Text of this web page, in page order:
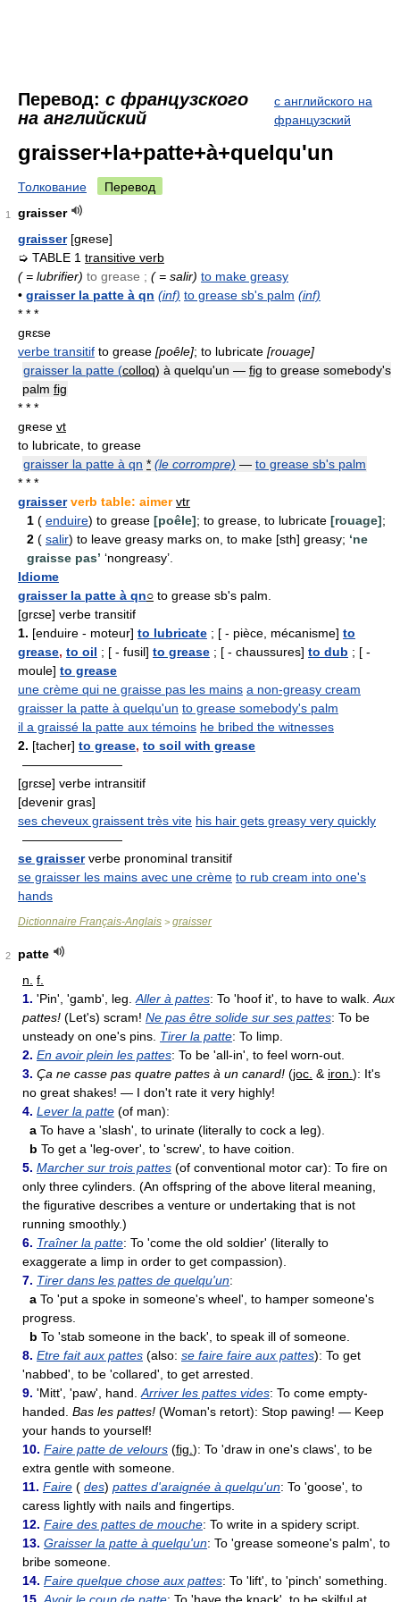
Перевод: с французского
на английский
с английского на
французский
graisser+la+patte+à+quelqu'un
Толкование Перевод
1
graisser
graisser[gʀese]
➭ TABLE 1 transitive verb
( = lubrifier) to grease ; ( = salir) to make greasy
• graisser la patte à qn (inf) to grease sb's palm (inf)
* * *
gʀɛse
verbe transitif to grease [poêle]; to lubricate [rouage]
graisser la patte (colloq) à quelqu'un — fig to grease somebody's
palm fig
* * *
ɡʀese vt
to lubricate, to grease
graisser la patte à qn * (le corrompre) — to grease sb's palm
* * *
graisser verb table: aimer vtr
1 ( enduire) to grease [poêle]; to grease, to lubricate [rouage];
2 ( salir) to leave greasy marks on, to make [sth] greasy; ‘ne
graisse pas’ ‘nongreasy’.
Idiome
graisser la patte à qn○ to grease sb's palm.
[grɛse] verbe transitif
1. [enduire - moteur] to lubricate ; [ - pièce, mécanisme] to
grease, to oil ; [ - fusil] to grease ; [ - chaussures] to dub ; [ -
moule] to grease
une crème qui ne graisse pas les mains a non-greasy cream
graisser la patte à quelqu'un to grease somebody's palm
il a graissé la patte aux témoins he bribed the witnesses
2. [tacher] to grease, to soil with grease
————————
[grɛse] verbe intransitif
[devenir gras]
ses cheveux graissent très vite his hair gets greasy very quickly
————————
se graisserverbe pronominal transitif
se graisser les mains avec une crème to rub cream into one's
hands
Dictionnaire Français-Anglais > graisser
2
patte
n. f.
1. 'Pin', 'gamb', leg. Aller à pattes: To 'hoof it', to have to walk. Aux
pattes! (Let's) scram! Ne pas être solide sur ses pattes: To be
unsteady on one's pins. Tirer la patte: To limp.
2. En avoir plein les pattes: To be 'all-in', to feel worn-out.
3. Ça ne casse pas quatre pattes à un canard! (joc. & iron. ): It's
no great shakes! — I don't rate it very highly!
4. Lever la patte (of man):
a To have a 'slash', to urinate (literally to cock a leg).
b To get a 'leg-over', to 'screw', to have coition.
5. Marcher sur trois pattes (of conventional motor car): To fire on
only three cylinders. (An offspring of the above literal meaning,
the figurative describes a venture or undertaking that is not
running smoothly.)
6. Traîner la patte: To 'come the old soldier' (literally to
exaggerate a limp in order to get compassion).
7. Tirer dans les pattes de quelqu'un:
a To 'put a spoke in someone's wheel', to hamper someone's
progress.
b To 'stab someone in the back', to speak ill of someone.
8. Etre fait aux pattes (also: se faire faire aux pattes): To get
'nabbed', to be 'collared', to get arrested.
9. 'Mitt', 'paw', hand. Arriver les pattes vides: To come empty-
handed. Bas les pattes! (Woman's retort): Stop pawing! — Keep
your hands to yourself!
10. Faire patte de velours (fig. ): To 'draw in one's claws', to be
extra gentle with someone.
11. Faire ( des) pattes d'araignée à quelqu'un: To 'goose', to
caress lightly with nails and fingertips.
12. Faire des pattes de mouche: To write in a spidery script.
13. Graisser la patte à quelqu'un: To 'grease someone's palm', to
bribe someone.
14. Faire quelque chose aux pattes: To 'lift', to 'pinch' something.